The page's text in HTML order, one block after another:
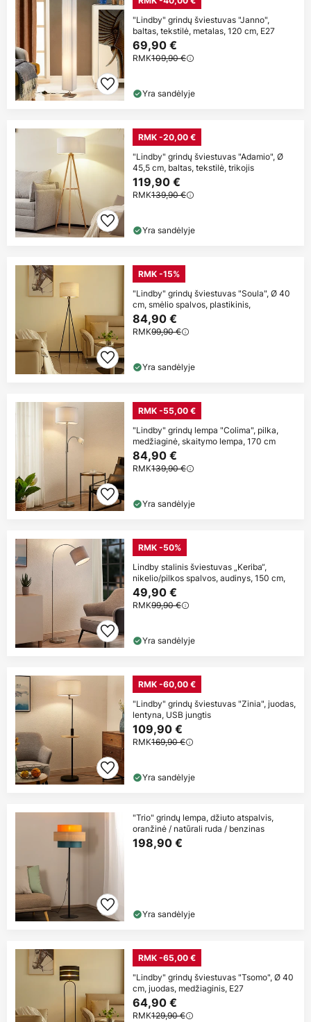
"Lindby" grindų šviestuvas "Janno",
baltas, tekstilė, metalas, 120 cm, E27
69,90 €
RMK109,90 €
Yra sandėlyje
RMK -20,00 €
"Lindby" grindų šviestuvas "Adamio", Ø
45,5 cm, baltas, tekstilė, trikojis
119,90 €
RMK139,90 €
Yra sandėlyje
RMK -15%
"Lindby" grindų šviestuvas "Soula", Ø 40
cm, smėlio spalvos, plastikinis,
84,90 €
RMK99,90 €
Yra sandėlyje
RMK -55,00 €
"Lindby" grindų lempa "Colima", pilka,
medžiaginė, skaitymo lempa, 170 cm
84,90 €
RMK139,90 €
Yra sandėlyje
RMK -50%
Lindby stalinis šviestuvas „Keriba“,
nikelio/pilkos spalvos, audinys, 150 cm,
49,90 €
RMK99,90 €
Yra sandėlyje
RMK -60,00 €
"Lindby" grindų šviestuvas "Zinia", juodas,
lentyna, USB jungtis
109,90 €
RMK169,90 €
Yra sandėlyje
"Trio" grindų lempa, džiuto atspalvis,
oranžinė / natūrali ruda / benzinas
198,90 €
Yra sandėlyje
RMK -65,00 €
"Lindby" grindų šviestuvas "Tsomo", Ø 40
cm, juodas, medžiaginis, E27
64,90 €
RMK129,90 €